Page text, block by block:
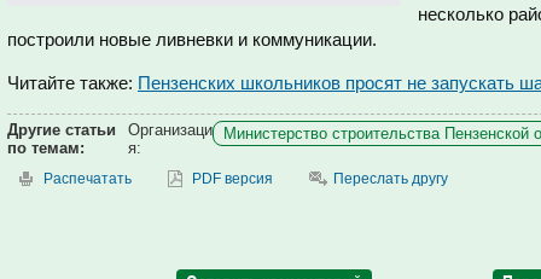
несколько
построили новые ливневки и коммуникации.
Читайте также: Пензенских школьников просят не запускать
Другие статьи
по темам:
Организаци
я:
Министерство строительства Пензенской
Распечатать PDF версия Переслать другу